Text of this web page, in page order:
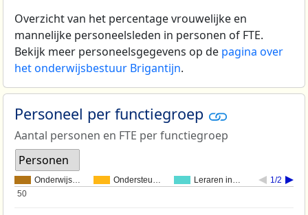
Overzicht van het percentage vrouwelijke en
mannelijke personeelsleden in personen of FTE.
Bekijk meer personeelsgegevens op de pagina over
het onderwijsbestuur Brigantijn.
Personeel per functiegroep
Aantal personen en FTE per functiegroep
Personen
Onderwijs… Ondersteu… Leraren in…
1/2
50
50